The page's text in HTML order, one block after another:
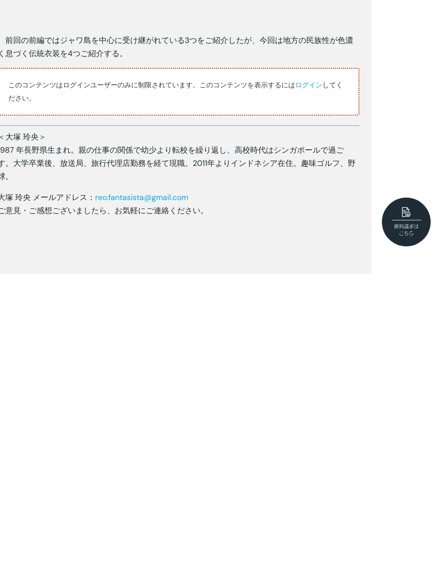
回の前編ではジャワ島を中心に受け継がれている3つをご紹介したが、今回は地方の民族性が色濃
息づく伝統衣装を4つご紹介する。
このコンテンツはログインユーザーのみに制限されています。このコンテンツを表示するにはログイン してく
ださい。
大塚 玲央＞
年長野県生まれ。親の仕事の関係で幼少より転校を繰り返し、高校時代はシンガポールで過ご
。大学卒業後、放送局、旅行代理店勤務を経て現職。2011年よりインドネシア在住。趣味ゴルフ、野
。
塚 玲央 メールアドレス： reo.fantasista@gmail.com
意見・ご感想ございましたら、お気軽にご連絡ください。